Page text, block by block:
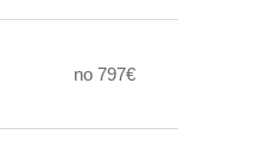
no 797€